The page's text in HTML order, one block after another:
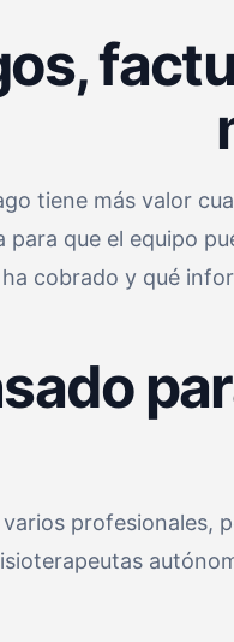
tiene más valor
para que el equipo
cobrado y qué
profesionales,